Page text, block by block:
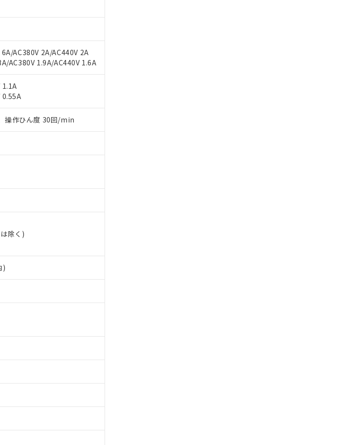
AC380V 2A/AC440V 2A
AC380V 1.9A/AC440V 1.6A
1.1A
0.55A
操作ひん度 30回/min
除く)
)
引先、またはお客様担当のオムロン制御機器販売店・
販売ネットワーク
」をご確認ください。
諾なく第三者に漏洩または開示しないようお願いしま
ご利用いただくには、I-Webメンバーズにご登録され
取引・商談に必要な範囲で利用することをご了承くだ
項目は除く。
がないことを確認しています。
することがあります。
過去に遡って非含有を証明するものではありません。
応では、対応完了までの期間は出荷製品に未対応品が
した。
とから、特段のことがない限り、2022年1月12日よ
、
) : 1000ppm、 BBP(フタル酸ブチルベンジル) : 1000ppm、
であることを示します。
に漏えいし、環境に深刻な影響を及ぼさない年数を意
ください。
上記1、2および3の内容を当該第三者に通知します。
が違法に輸出するおそれがある場合は、取り引きをい
様のお取引先、またはお客様担当のオムロン制御
い)
開していない機種